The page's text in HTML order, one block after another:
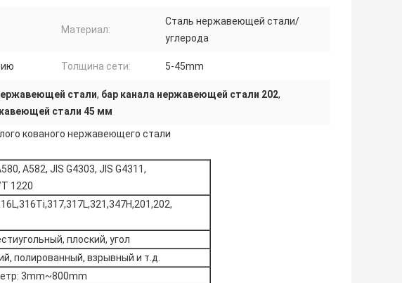
Материал:
Сталь нержавеющей стали/
углерода
Толщина сети: 5-45mm
стали, бар канала нержавеющей стали 202,
стали 45 мм
кованого нержавеющего стали
A582, JIS G4303, JIS G4311,
T 1220
плоский, угол
полированный, взрывный и т.д.
3mm~800mm